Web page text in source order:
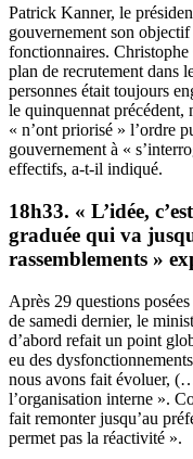
Patrick Kanner, le
gouvernement son
fonctionnaires.
plan de recrutement dans
personnes était toujours
le quinquennat précédent,
« n’ont priorisé » l’ordre
gouvernement à «
effectifs, a-t-il indiqué.
18h33. « L’idée,
graduée qui va
rassemblements »
Après 29 questions
de samedi dernier, le
d’abord refait un point
eu des
nous avons fait évoluer,
l’organisation interne ».
fait remonter jusqu’au
permet pas la réactivité ».